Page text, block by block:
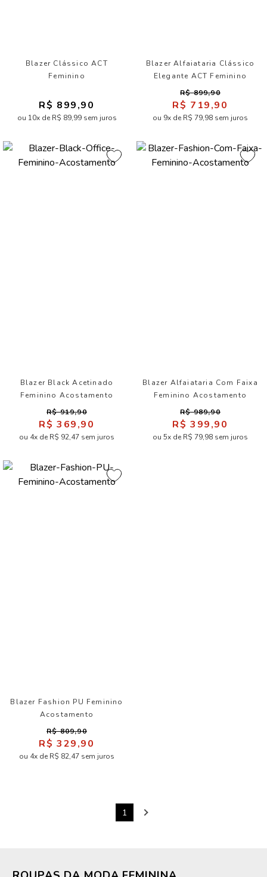
Blazer Clássico ACT
Feminino
R$ 899,90
ou 10x de R$ 89,99 sem juros
Blazer Alfaiataria Clássico
Elegante ACT Feminino
R$ 899,90
R$ 719,90
ou 9x de R$ 79,98 sem juros
Blazer Black Acetinado
Feminino Acostamento
R$ 919,90
R$ 369,90
ou 4x de R$ 92,47 sem juros
Blazer Alfaiataria Com Faixa
Feminino Acostamento
R$ 989,90
R$ 399,90
ou 5x de R$ 79,98 sem juros
Blazer Fashion PU Feminino
Acostamento
R$ 809,90
R$ 329,90
ou 4x de R$ 82,47 sem juros
1